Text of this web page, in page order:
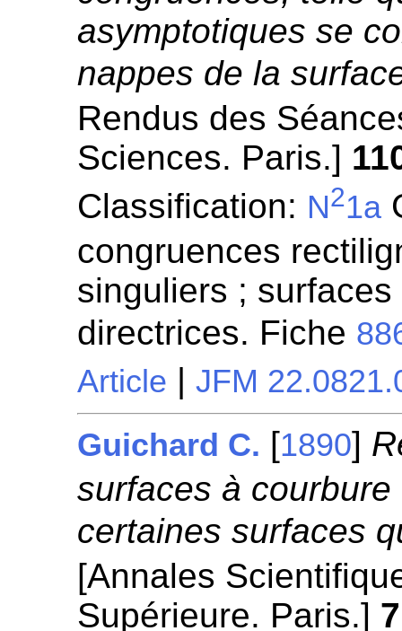
asymptotiques se
nappes de la
Rendus des
Sciences. Paris.]
Classification: N21a
congruences
singuliers ;
directrices. Fiche
Article |JFM
Guichard C. [1890]
surfaces à
certaines surfaces
[Annales
Supérieure. Paris.] 7